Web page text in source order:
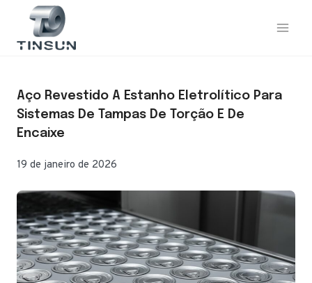
Aço Revestido A Estanho Eletrolítico Para
Sistemas De Tampas De Torção E De
Encaixe
19 de janeiro de 2026